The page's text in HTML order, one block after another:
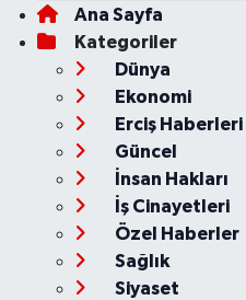
Ana Sayfa
Kategoriler
Dünya
Ekonomi
Erciş Haberleri
Güncel
İnsan Hakları
İş Cinayetleri
Özel Haberler
Sağlık
Siyaset